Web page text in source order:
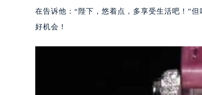
在告诉他：“陛下，悠着点，多享受生活吧！”
好机会！